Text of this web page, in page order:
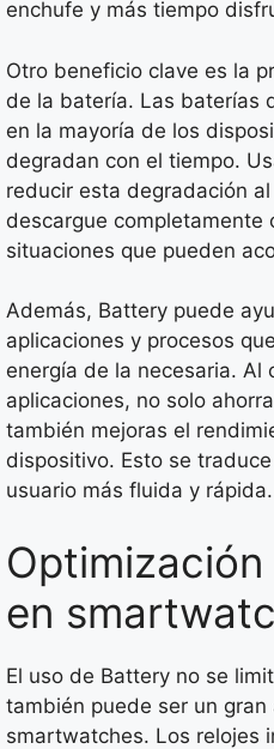
enchufe y más tiempo
Otro beneficio clave es la
de la batería. Las baterías
en la mayoría de los
degradan con el tiempo.
reducir esta degradación
descargue completamente
situaciones que pueden
Además, Battery puede
aplicaciones y procesos
energía de la necesaria. Al
aplicaciones, no solo
también mejoras el
dispositivo. Esto se
usuario más fluida y rápida.
en
El uso de Battery no se
también puede ser un gran
smartwatches. Los relojes